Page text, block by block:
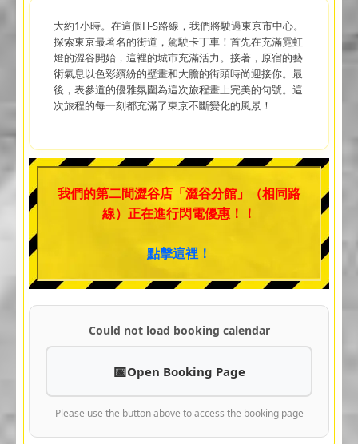
大約1小時。在這個H-S路線，我們將駛過東京市中心。
探索東京最著名的街道，駕駛卡丁車！首先在充滿霓虹
燈的澀谷開始，這裡的城市充滿活力。接著，原宿的藝
術氣息以色彩繽紛的壁畫和大膽的街頭時尚迎接你。最
後，表參道的優雅氛圍為這次旅程畫上完美的句號。這
次旅程的每一刻都充滿了東京不斷變化的風景！
我們的第二間澀谷店「澀谷分館」（相同路
線）正在進行閃電優惠！！
點擊這裡！
Could not load booking calendar
Open Booking Page
Please use the button above to access the booking page